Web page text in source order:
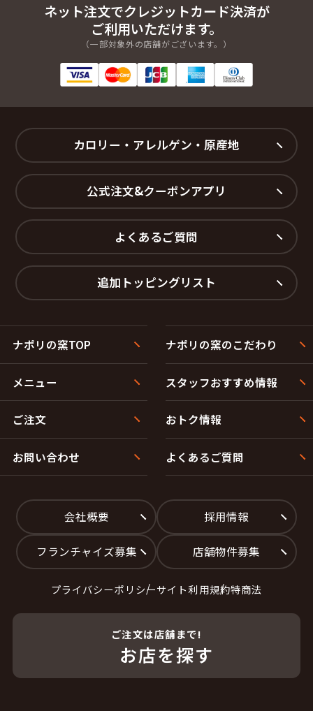
ネット注文でクレジットカード決済が
ご利用いただけます。
（一部対象外の店舗がございます。）
カロリー・アレルゲン・原産地
公式注文&クーポンアプリ
よくあるご質問
追加トッピングリスト
ナポリの窯TOP ナポリの窯のこだわり
メニュー スタッフおすすめ情報
ご注文 おトク情報
お問い合わせ よくあるご質問
会社概要 採用情報
フランチャイズ募集 店舗物件募集
プライバシーポリシーサイト利用規約特商法
ご注文は店舗まで!
お店を探す